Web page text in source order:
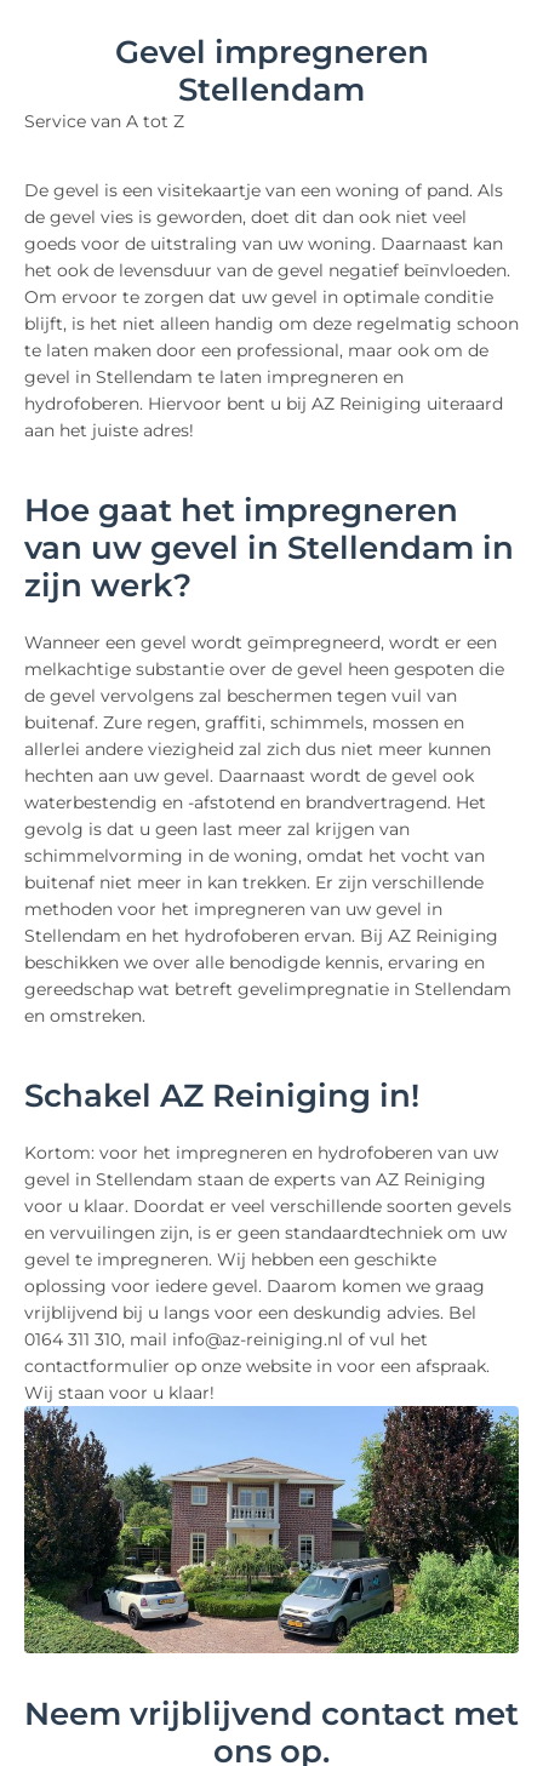
Gevel impregneren
Stellendam
Service van A tot Z
De gevel is een visitekaartje van een woning of pand. Als
de gevel vies is geworden, doet dit dan ook niet veel
goeds voor de uitstraling van uw woning. Daarnaast kan
het ook de levensduur van de gevel negatief beïnvloeden.
Om ervoor te zorgen dat uw gevel in optimale conditie
blijft, is het niet alleen handig om deze regelmatig schoon
te laten maken door een professional, maar ook om de
gevel in Stellendam te laten impregneren en
hydrofoberen. Hiervoor bent u bij AZ Reiniging uiteraard
aan het juiste adres!
Hoe gaat het impregneren
van uw gevel in Stellendam in
zijn werk?
Wanneer een gevel wordt geïmpregneerd, wordt er een
melkachtige substantie over de gevel heen gespoten die
de gevel vervolgens zal beschermen tegen vuil van
buitenaf. Zure regen, graffiti, schimmels, mossen en
allerlei andere viezigheid zal zich dus niet meer kunnen
hechten aan uw gevel. Daarnaast wordt de gevel ook
waterbestendig en -afstotend en brandvertragend. Het
gevolg is dat u geen last meer zal krijgen van
schimmelvorming in de woning, omdat het vocht van
buitenaf niet meer in kan trekken. Er zijn verschillende
methoden voor het impregneren van uw gevel in
Stellendam en het hydrofoberen ervan. Bij AZ Reiniging
beschikken we over alle benodigde kennis, ervaring en
gereedschap wat betreft gevelimpregnatie in Stellendam
en omstreken.
Schakel AZ Reiniging in!
Kortom: voor het impregneren en hydrofoberen van uw
gevel in Stellendam staan de experts van AZ Reiniging
voor u klaar. Doordat er veel verschillende soorten gevels
en vervuilingen zijn, is er geen standaardtechniek om uw
gevel te impregneren. Wij hebben een geschikte
oplossing voor iedere gevel. Daarom komen we graag
vrijblijvend bij u langs voor een deskundig advies. Bel
0164 311 310, mail info@az-reiniging.nl of vul het
contactformulier op onze website in voor een afspraak.
Wij staan voor u klaar!
Neem vrijblijvend contact met
ons op.